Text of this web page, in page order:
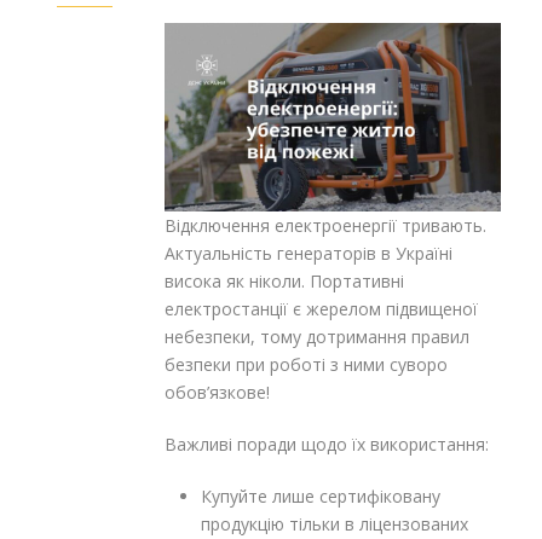
Відключення електроенергії тривають.
Актуальність генераторів в Україні
висока як ніколи. Портативні
електростанції є жерелом підвищеної
небезпеки, тому дотримання правил
безпеки при роботі з ними суворо
обов’язкове!
Важливі поради щодо їх використання:
Купуйте лише сертифіковану
продукцію тільки в ліцензованих